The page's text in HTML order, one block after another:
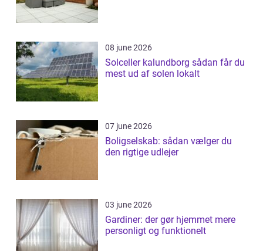
08 june 2026
Solceller kalundborg sådan får du
mest ud af solen lokalt
07 june 2026
Boligselskab: sådan vælger du
den rigtige udlejer
03 june 2026
Gardiner: der gør hjemmet mere
personligt og funktionelt